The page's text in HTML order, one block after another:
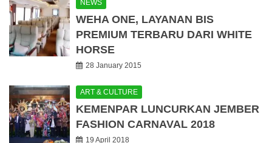
NEWS
WEHA ONE, LAYANAN BIS
PREMIUM TERBARU DARI WHITE
HORSE
28 January 2015
ART & CULTURE
KEMENPAR LUNCURKAN JEMBER
FASHION CARNAVAL 2018
19 April 2018